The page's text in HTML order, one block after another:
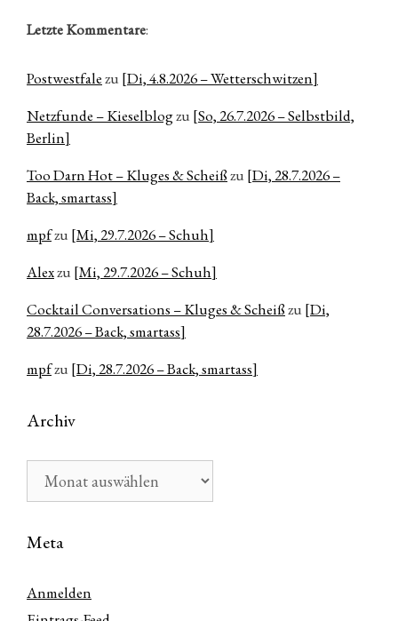
Letzte Kommentare:
Postwestfalezu [Di, 4.8.2026 – Wetterschwitzen]
Netzfunde – Kieselblogzu [So, 26.7.2026 – Selbstbild,
Berlin]
Too Darn Hot – Kluges & Scheißzu [Di, 28.7.2026 –
Back, smartass]
mpfzu [Mi, 29.7.2026 – Schuh]
Alexzu [Mi, 29.7.2026 – Schuh]
Cocktail Conversations – Kluges & Scheißzu [Di,
28.7.2026 – Back, smartass]
mpfzu [Di, 28.7.2026 – Back, smartass]
Archiv
Meta
Anmelden